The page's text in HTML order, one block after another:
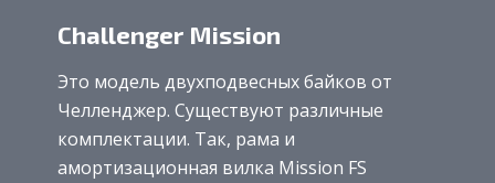
Challenger Mission
Это модель двухподвесных байков от
Челленджер. Существуют различные
комплектации. Так, рама и
амортизационная вилка Mission FS